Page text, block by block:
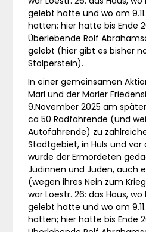
gelebt hatte und wo am
hatten; hier hatte bis Ende
Überlebende Rolf
gelebt (hier gibt es bisher
Stolperstein).
In einer gemeinsamen
Marl und der Marler
9.November 2025 am
ca 50 Radfahrende (und
Autofahrende) zu
Stadtgebiet, in Hüls und vor
wurde der Ermordeten
Jüdinnen und Juden, auch
(wegen ihres Nein zum
war Loestr. 26: das Haus,
gelebt hatte und wo am
hatten; hier hatte bis Ende